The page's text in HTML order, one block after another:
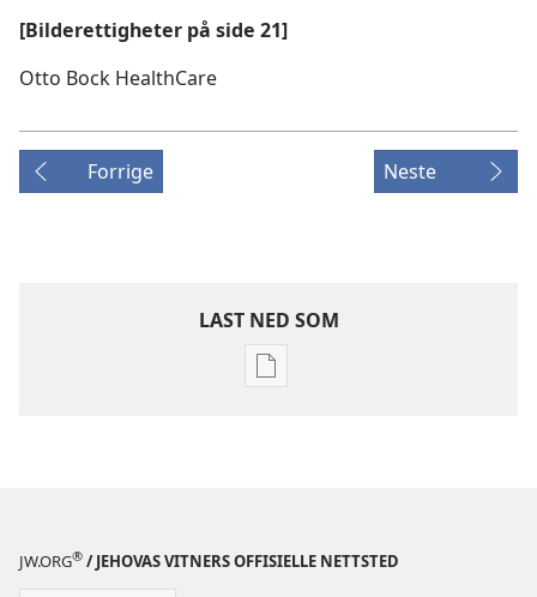
[Bilderettigheter på side 21]
Otto Bock HealthCare
Forrige Neste
LAST NED SOM
Nedlastingsalternativer
JW.ORG® / JEHOVAS VITNERS OFFISIELLE NETTSTED